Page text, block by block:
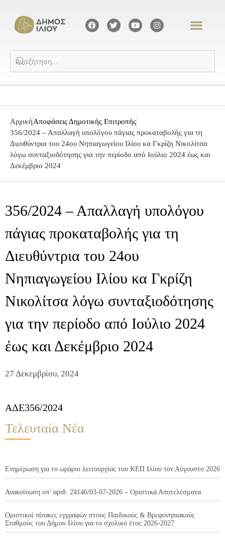
ΑρχικήΑποφάσεις Δημοτικής Επιτροπής
356/2024 – Απαλλαγή υπολόγου πάγιας προκαταβολής για τη
Διευθύντρια του 24ου Νηπιαγωγείου Ιλίου κα Γκρίζη Νικολίτσα
λόγω συνταξιοδότησης για την περίοδο από Ιούλιο 2024 έως και
Δεκέμβριο 2024
356/2024 – Απαλλαγή υπολόγου
πάγιας προκαταβολής για τη
Διευθύντρια του 24ου
Νηπιαγωγείου Ιλίου κα Γκρίζη
Νικολίτσα λόγω συνταξιοδότησης
για την περίοδο από Ιούλιο 2024
έως και Δεκέμβριο 2024
27 Δεκεμβρίου, 2024
ΑΔΕ356/2024
Τελευταία Νέα
Ενημέρωση για το ωράριο λειτουργίας του ΚΕΠ Ιλίου τον Αύγουστο 2026
Ανακοίνωση υπ’ αριθ. 24146/03-07-2026 – Οριστικά Αποτελέσματα
Οριστικοί πίνακες εγγραφών στους Παιδικούς & Βρεφονηπιακούς
Σταθμούς του Δήμου Ιλίου για το σχολικό έτος 2026-2027